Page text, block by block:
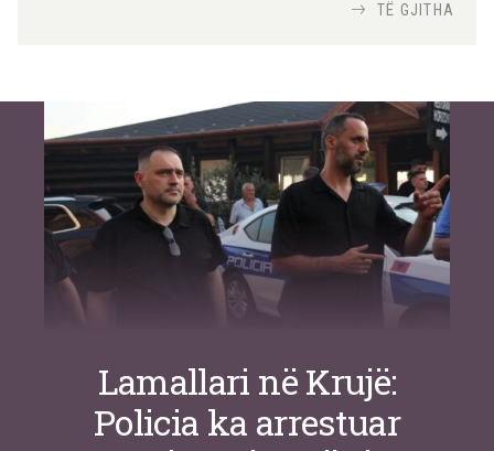
Or Shalom
TË GJITHA
Lamallari në Krujë:
Policia ka arrestuar